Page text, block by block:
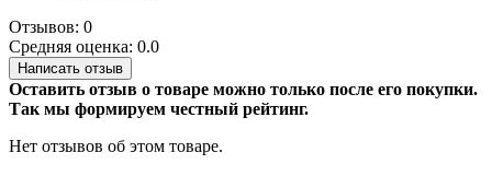
Отзывов: 0
Средняя оценка: 0.0
Написать отзыв
Оставить отзыв о товаре можно только после его покупки.
Так мы формируем честный рейтинг.
Нет отзывов об этом товаре.